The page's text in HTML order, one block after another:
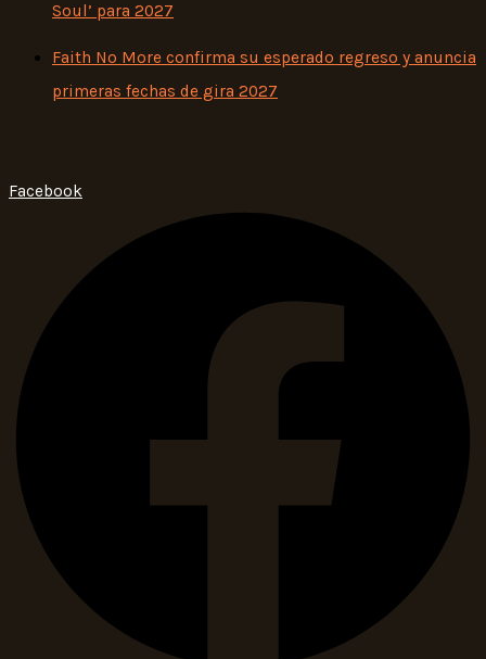
Soul’ para 2027
Faith No More confirma su esperado regreso y anuncia
primeras fechas de gira 2027
Facebook